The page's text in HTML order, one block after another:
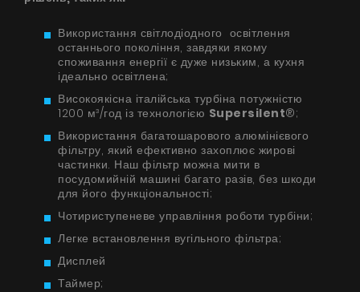
Використання світлодіодного освітлення
останнього покоління, завдяки якому
споживання енергії є дуже низьким, а кухня
ідеально освітлена;
Високоякісна італійська турбіна потужністю
1200 м³/год із технологією Supersilent®;
Використання багатошарового алюмінієвого
фільтру, який ефективно захоплює жирові
частинки. Наш фільтр можна мити в
посудомийній машині багато разів, без шкоди
для його функціональності;
Чотириступеневе управління роботи турбіни;
Легке встановлення вугільного фільтра;
Дисплей
Таймер;